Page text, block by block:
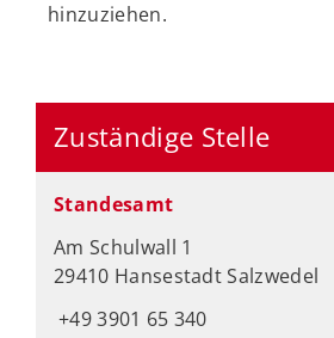
hinzuziehen.
Zuständige Stelle
Standesamt
Am Schulwall 1
29410 Hansestadt Salzwedel
+49 3901 65 340